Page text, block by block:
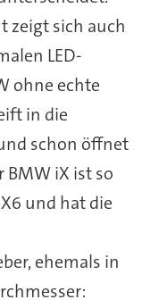
zeigt sich auch
LED-
ohne echte
in die
schon öffnet
BMW iX ist so
und hat die
ehemals in